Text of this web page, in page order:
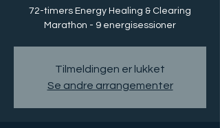
72-timers Energy Healing & Clearing
Marathon - 9 energisessioner
Tilmeldingen er lukket
Se andre arrangementer